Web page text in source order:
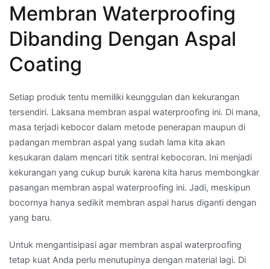
Membran Waterproofing
Dibanding Dengan Aspal
Coating
Setiap produk tentu memiliki keunggulan dan kekurangan
tersendiri. Laksana membran aspal waterproofing ini. Di mana,
masa terjadi kebocor dalam metode penerapan maupun di
padangan membran aspal yang sudah lama kita akan
kesukaran dalam mencari titik sentral kebocoran. Ini menjadi
kekurangan yang cukup buruk karena kita harus membongkar
pasangan membran aspal waterproofing ini. Jadi, meskipun
bocornya hanya sedikit membran aspal harus diganti dengan
yang baru.
Untuk mengantisipasi agar membran aspal waterproofing
tetap kuat Anda perlu menutupinya dengan material lagi. Di